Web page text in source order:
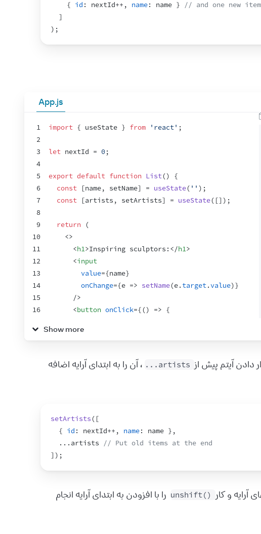
{ id : nextId++ , name: name }
// and one new
]
) ;
App.js
1
2
3
4
5
6
7
8
9
10
11
12
13
14
15
16
18
import { useState } from 'react' ;
let nextId = 0;
export default function List()
{
const
[name, setName] = useState( '' ) ;
const
[artists , setArtists] = useState( [] ) ;
return
(
<>
<h1>Inspiring sculptors: </h1>
<input
value={name}
onChange={e => setName(e. target.value)}
/>
<button onClick={() => {
])
}} > Add button >
))}
</
ul>
</>
);
Show more
...artists
setArtists( [
{ id : nextId++ , name: name } ,
... artists
// Put old items at the end
] ) ;
آرایه و کار unshift()